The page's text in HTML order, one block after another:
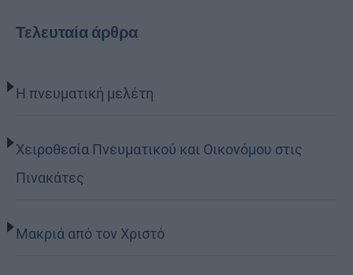
Τελευταία άρθρα
Η πνευματική μελέτη
Χειροθεσία Πνευματικού και Οικονόμου στις
Πινακάτες
Μακριά από τον Χριστό